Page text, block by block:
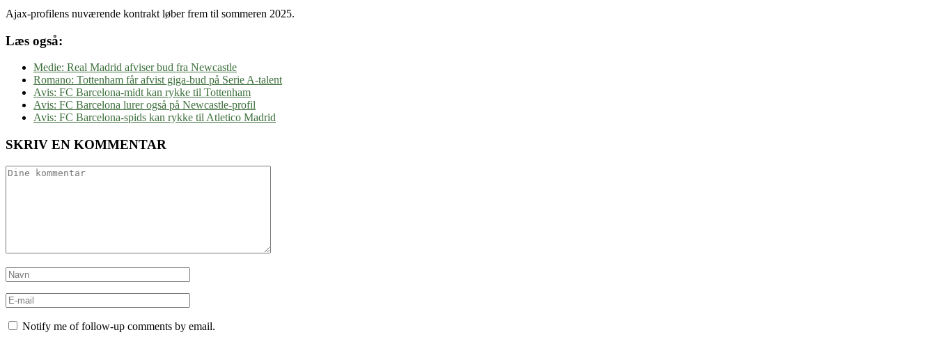
Ajax-profilens nuværende kontrakt løber frem til sommeren 2025.
Læs også:
Medie: Real Madrid afviser bud fra Newcastle
Romano: Tottenham får afvist giga-bud på Serie A-talent
Avis: FC Barcelona-midt kan rykke til Tottenham
Avis: FC Barcelona lurer også på Newcastle-profil
Avis: FC Barcelona-spids kan rykke til Atletico Madrid
SKRIV EN KOMMENTAR
Notify me of follow-up comments by email.